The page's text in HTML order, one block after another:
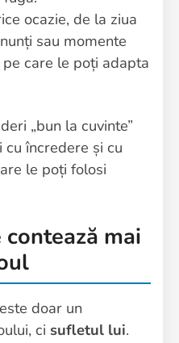
ocazie, de la ziua
sau momente
care le poți adapta
„bun la cuvinte”
cu încredere și cu
le poți folosi
mai
doar un
ci sufletul lui.